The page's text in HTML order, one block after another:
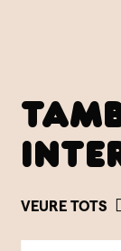
VEURE TOTS